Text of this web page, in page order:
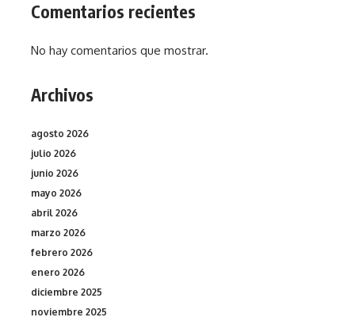
Comentarios recientes
No hay comentarios que mostrar.
Archivos
agosto 2026
julio 2026
junio 2026
mayo 2026
abril 2026
marzo 2026
febrero 2026
enero 2026
diciembre 2025
noviembre 2025